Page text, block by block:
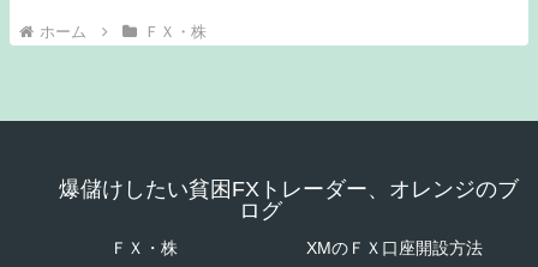
ホーム ＦＸ・株
爆儲けしたい貧困FXトレーダー、オレンジのブ
ログ
ＦＸ・株
XMのＦＸ口座開設方法